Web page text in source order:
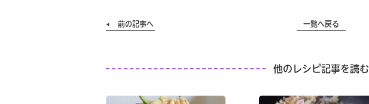
前の記事へ 一覧へ戻る
他のレシピ記事を読む